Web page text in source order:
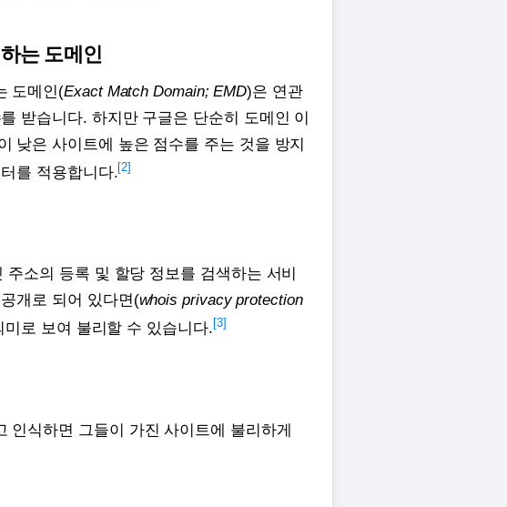
는 도메인
도메인(Exact Match Domain; EMD)은 연관
받습니다. 하지만 구글은 단순히 도메인 이
낮은 사이트에 높은 점수를 주는 것을 방지
를 적용합니다.[2]
주소의 등록 및 할당 정보를 검색하는 서비
개로 되어 있다면(whois privacy protection
로 보여 불리할 수 있습니다. [3]
인식하면 그들이 가진 사이트에 불리하게